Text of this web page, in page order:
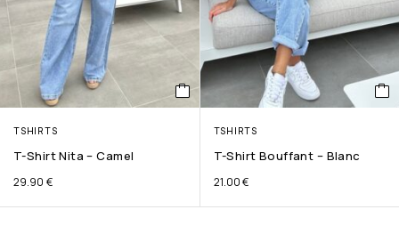
TSHIRTS
T-Shirt Nita – Camel
29.90 €
TSHIRTS
T-Shirt Bouffant – Blanc
21.00€